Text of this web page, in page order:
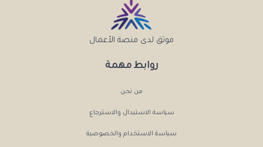
روابط مهمة
من نحن
سياسة الاستبدال والاسترجاع
سياسة الاستخدام والخصوصية
موثق لدى منصة الأعمال